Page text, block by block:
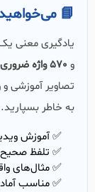
📘 می‌خواهید
یادگیری معنی
و 570 واژه ضروری
تصاویر آموزشی
به خاطر بسپارید.
✅ آموزش
✅ تلفظ صحیح
✅ مثال‌های
✅ مناسب